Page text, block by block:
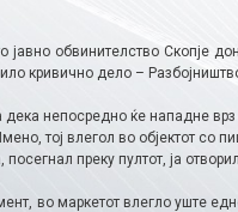
јавно обвинителство Скопје
кривично дело –
дека непосредно ќе нападне
тој влегол во објектот со
посегнал преку пултот, ја
во маркетот влегло уште